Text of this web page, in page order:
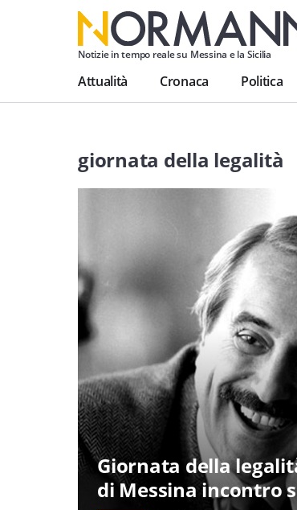
Notizie in tempo reale su Messina e la Sicilia
Attualità Cronaca Politica
giornata della legalità
Giornata della
di Messina incontro